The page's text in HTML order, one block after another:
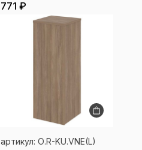
771 ₽
артикул: О.R-KU.VNE(L)